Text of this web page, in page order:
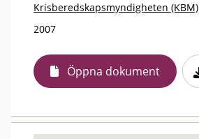
Krisberedskapsmyndigheten (KBM)
2007
Öppna dokument